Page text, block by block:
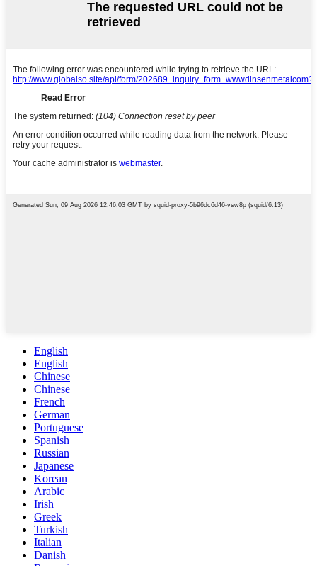
English
English
Chinese
Chinese
French
German
Portuguese
Spanish
Russian
Japanese
Korean
Arabic
Irish
Greek
Turkish
Italian
Danish